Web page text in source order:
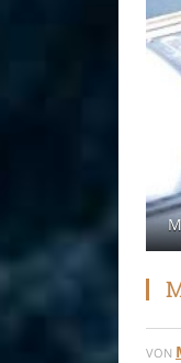
VON